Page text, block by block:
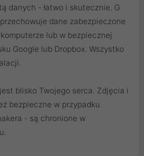
danych - łatwo i skutecznie. G
dane zabezpieczone
lub w bezpiecznej
Google lub Dropbox. Wszystko
blisko Twojego serca. Zdjęcia i
bezpieczne w przypadku
- są chronione w